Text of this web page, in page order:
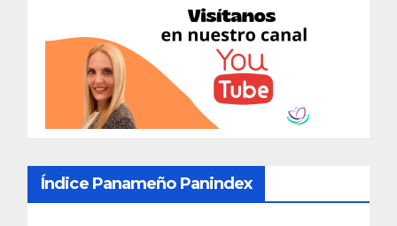
Índice Panameño Panindex